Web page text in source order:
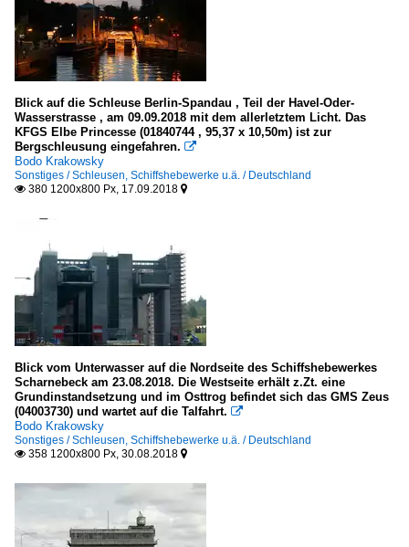
Blick auf die Schleuse Berlin-Spandau , Teil der Havel-Oder-
Wasserstrasse , am 09.09.2018 mit dem allerletztem Licht. Das
KFGS Elbe Princesse (01840744 , 95,37 x 10,50m) ist zur
Bergschleusung eingefahren. 
Bodo Krakowsky
Sonstiges / Schleusen, Schiffshebewerke u.ä. / Deutschland
 380 1200x800 Px, 17.09.2018 
Blick vom Unterwasser auf die Nordseite des Schiffshebewerkes
Scharnebeck am 23.08.2018. Die Westseite erhält z.Zt. eine
Grundinstandsetzung und im Osttrog befindet sich das GMS Zeus
(04003730) und wartet auf die Talfahrt. 
Bodo Krakowsky
Sonstiges / Schleusen, Schiffshebewerke u.ä. / Deutschland
 358 1200x800 Px, 30.08.2018 